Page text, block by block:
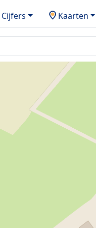
Cijfers Kaarten